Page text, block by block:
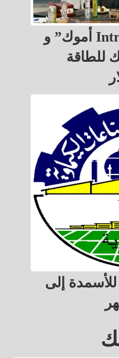
أموك” و Intro Utilities توقعان مذكرة
للطاقة
للأسمدة إلى